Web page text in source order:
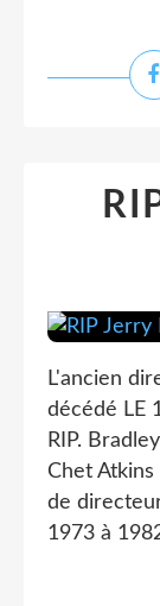
L'ancien
décédé LE
RIP.
Chet
de
1973 à